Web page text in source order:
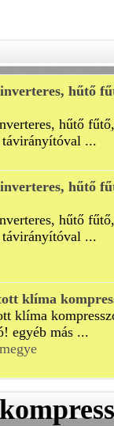
hűtő
hűtő
...
hűtő
hűtő
...
klíma
klíma
egyéb más ...